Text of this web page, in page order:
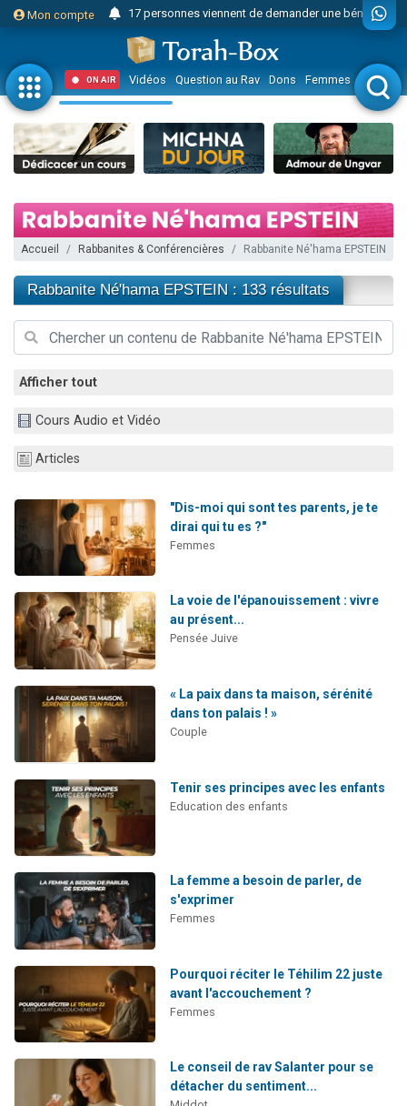
Mon compte
Il reste 49 places pour étudier en groupe sur Zoom
23 personnes viennent de faire un don pour Diane, 80 ans, dans un appartement insalubre
Eva vient de donner son Maasser
3 personnes viennent de nous rejoindre sur WhatsApp
3 personnes viennent de faire un don pour 5 jours de vacances aux Orphelins
Odaya vient de donner son Maasser
12 nouvelles musiques dans Torah-Box Music
8 personnes viennent de faire un don pour Tsédaka : pauvres d'Israel
2 personnes viennent de faire un don pour 1 Journée de Vacances Pour les Enfants
ON AIR Vidéos Question au Rav Dons Femmes Enfants
Accueil Rabbanites & Conférencières Rabbanite Né'hama EPSTEIN
Rabbanite Né'hama EPSTEIN : 133 résultats
Afficher tout
Cours Audio et Vidéo
Articles
"Dis-moi qui sont tes parents, je te
dirai qui tu es ?"
Femmes
La voie de l'épanouissement : vivre
au présent...
Pensée Juive
« La paix dans ta maison, sérénité
dans ton palais ! »
Couple
Tenir ses principes avec les enfants
Education des enfants
La femme a besoin de parler, de
s'exprimer
Femmes
Pourquoi réciter le Téhilim 22 juste
avant l'accouchement ?
Femmes
Le conseil de rav Salanter pour se
détacher du sentiment...